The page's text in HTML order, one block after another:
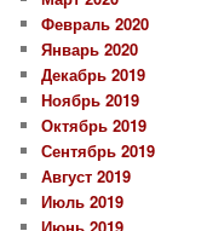
Февраль 2020
Январь 2020
Декабрь 2019
Ноябрь 2019
Октябрь 2019
Сентябрь 2019
Август 2019
Июль 2019
Июнь 2019